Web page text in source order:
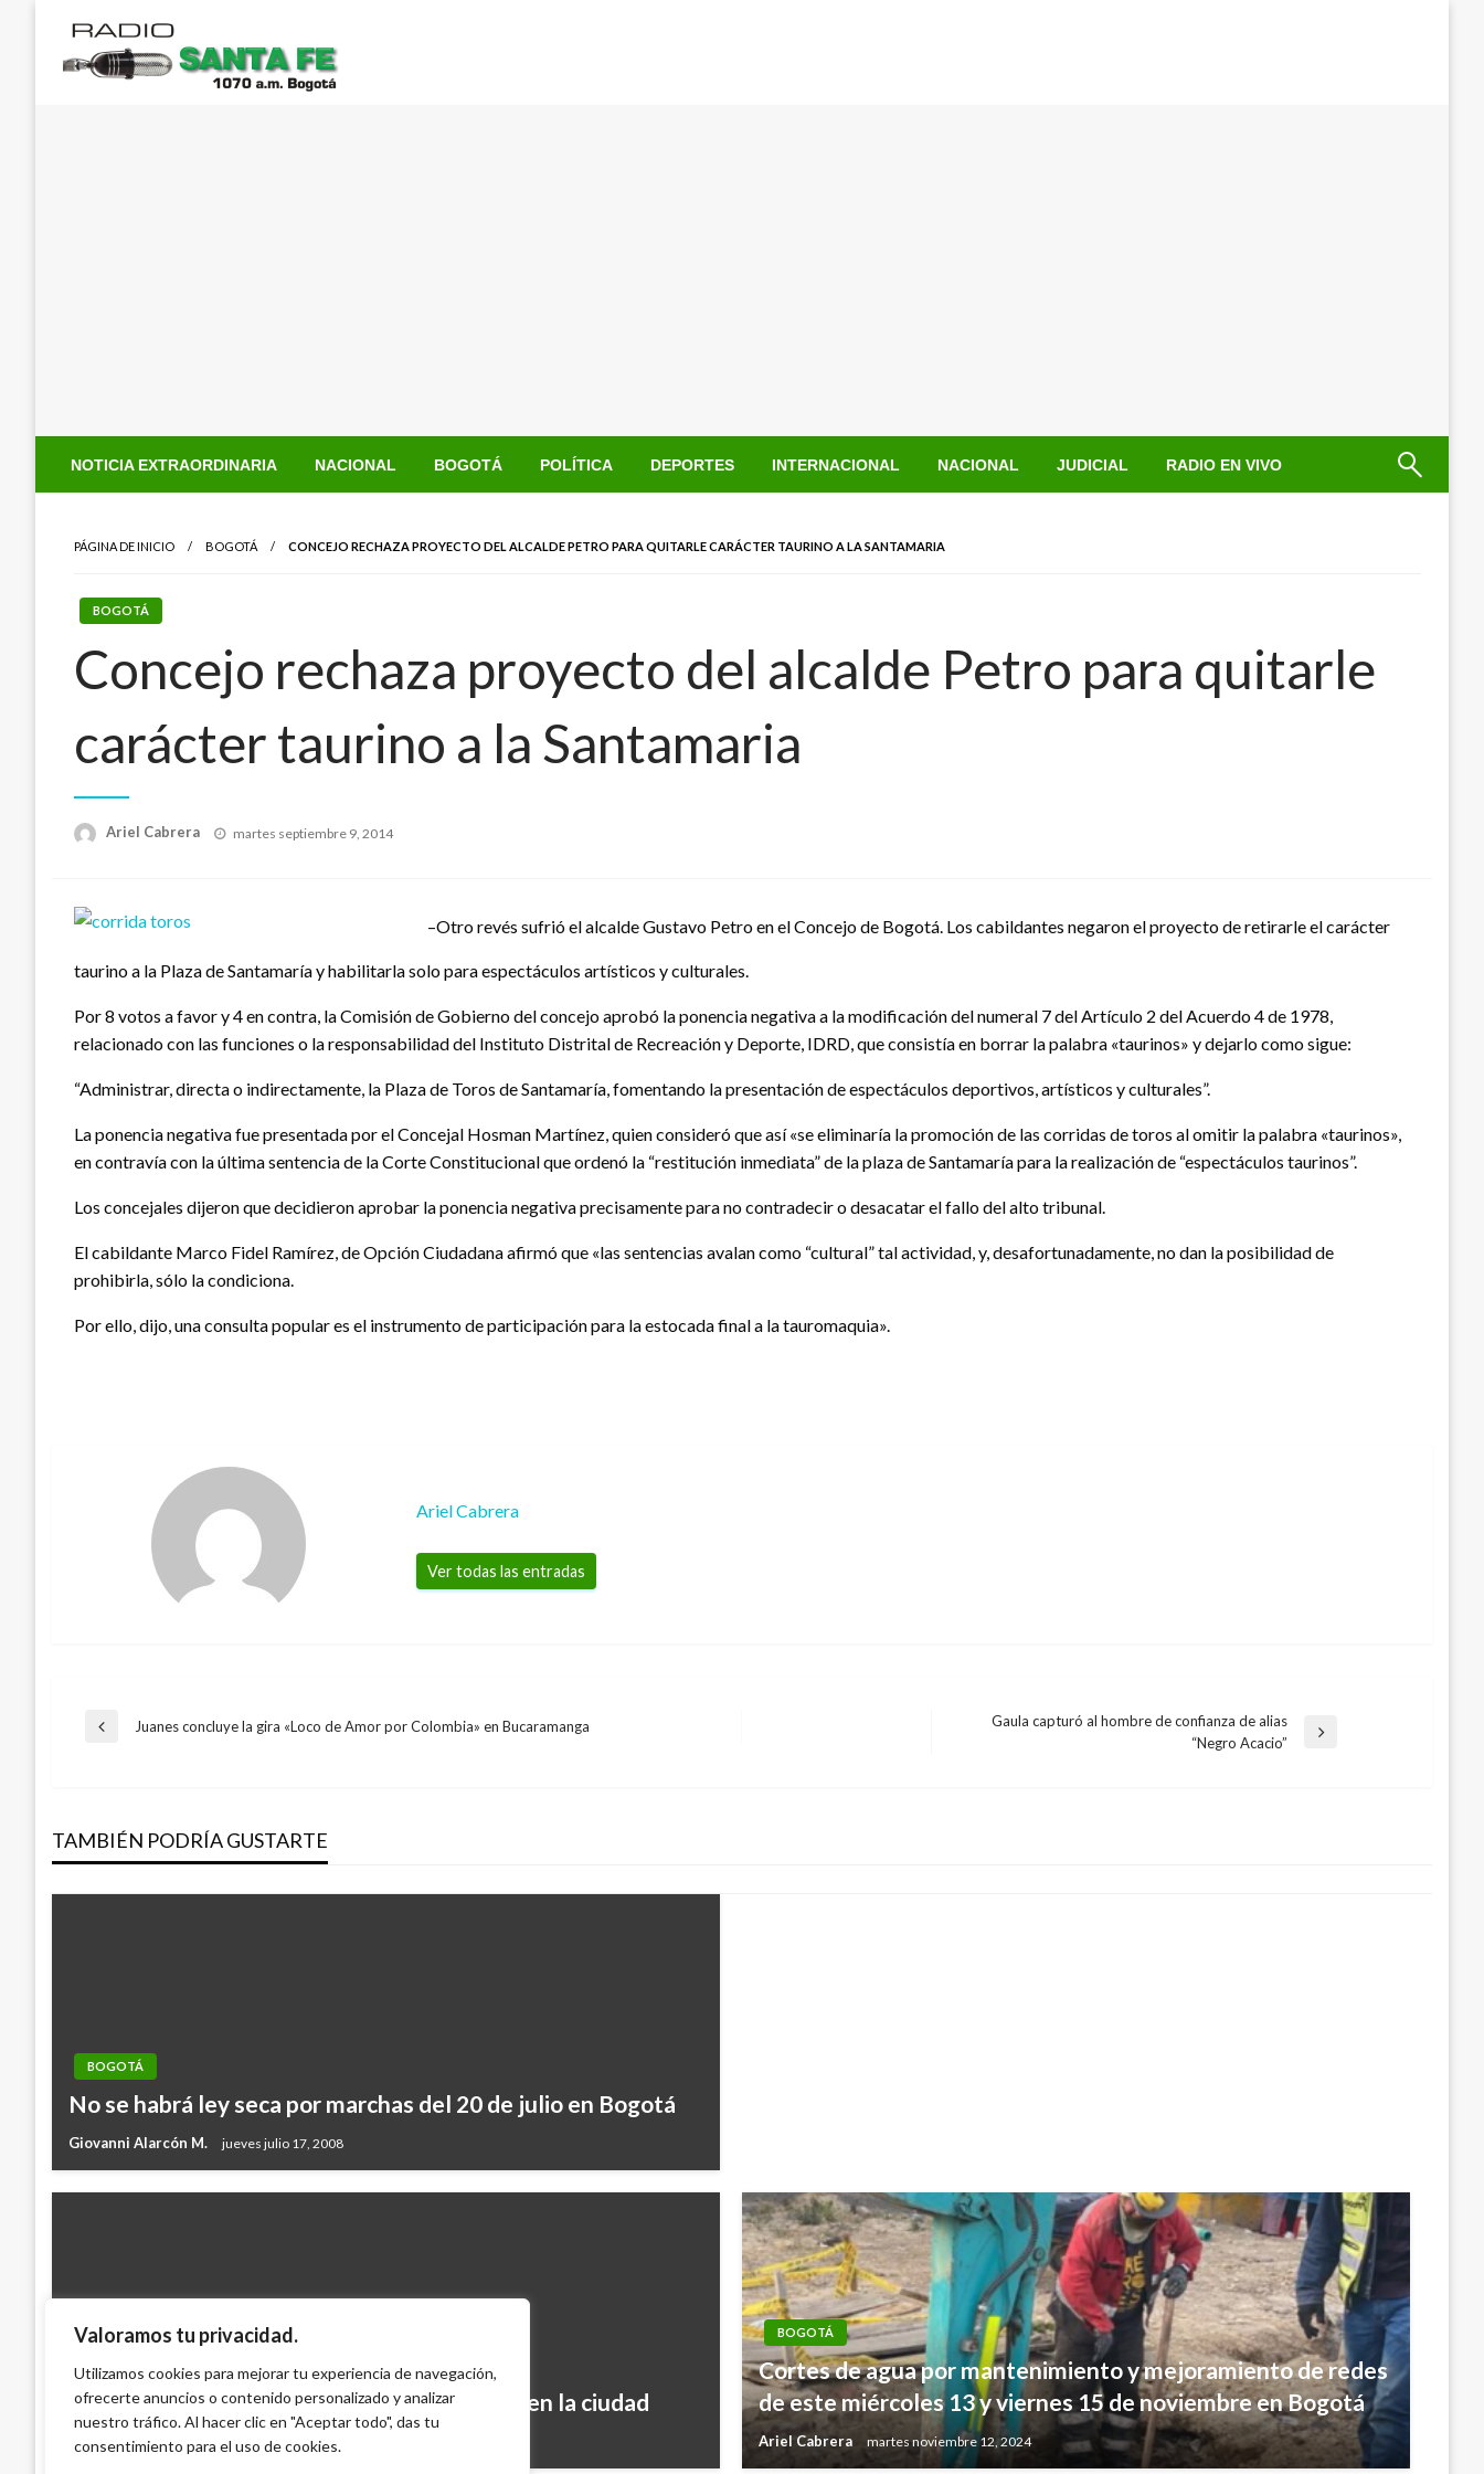
Valoramos tu privacidad.
Utilizamos cookies para mejorar tu experiencia de navegación,
ofrecerte anuncios o contenido personalizado y analizar
nuestro tráfico. Al hacer clic en "Aceptar todo", das tu
consentimiento para el uso de cookies.
contenido
NOTICIA EXTRAORDINARIA NACIONAL BOGOTÁ POLÍTICA DEPORTES INTERNACIONAL NACIONAL JUDICIAL RADIO EN VIVO
PÁGINA DE INICIO BOGOTÁ CONCEJO RECHAZA PROYECTO DEL ALCALDE PETRO PARA QUITARLE CARÁCTER TAURINO A LA SANTAMARIA
BOGOTÁ
Concejo rechaza proyecto del alcalde Petro para quitarle
carácter taurino a la Santamaria
Ariel Cabrera
Publicado
martes septiembre 9, 2014
–Otro revés sufrió el alcalde Gustavo Petro en el Concejo de Bogotá. Los cabildantes negaron el proyecto de retirarle el carácter
taurino a la Plaza de Santamaría y habilitarla solo para espectáculos artísticos y culturales.
Por 8 votos a favor y 4 en contra, la Comisión de Gobierno del concejo aprobó la ponencia negativa a la modificación del numeral 7 del Artículo 2 del Acuerdo 4 de 1978,
relacionado con las funciones o la responsabilidad del Instituto Distrital de Recreación y Deporte, IDRD, que consistía en borrar la palabra «taurinos» y dejarlo como sigue:
“Administrar, directa o indirectamente, la Plaza de Toros de Santamaría, fomentando la presentación de espectáculos deportivos, artísticos y culturales”.
La ponencia negativa fue presentada por el Concejal Hosman Martínez, quien consideró que así «se eliminaría la promoción de las corridas de toros al omitir la palabra «taurinos»,
en contravía con la última sentencia de la Corte Constitucional que ordenó la “restitución inmediata” de la plaza de Santamaría para la realización de “espectáculos taurinos”.
Los concejales dijeron que decidieron aprobar la ponencia negativa precisamente para no contradecir o desacatar el fallo del alto tribunal.
El cabildante Marco Fidel Ramírez, de Opción Ciudadana afirmó que «las sentencias avalan como “cultural” tal actividad, y, desafortunadamente, no dan la posibilidad de
prohibirla, sólo la condiciona.
Por ello, dijo, una consulta popular es el instrumento de participación para la estocada final a la tauromaquia».
Ariel Cabrera
Ver todas las entradas
Navegación
entradas
Entrada
Juanes concluye la gira «Loco de Amor por Colombia» en Bucaramanga
Gaula capturó al hombre de confianza de alias
“Negro Acacio”
TAMBIÉN PODRÍA GUSTARTE
BOGOTÁ
No se habrá ley seca por marchas del 20 de julio en Bogotá
Giovanni Alarcón M. jueves julio 17, 2008
Más de 7 mil jóvenes han cursado grado 12° en la ciudad
Mary Gomez viernes febrero 20, 2015
BOGOTÁ
Cortes de agua por mantenimiento y mejoramiento de redes
de este miércoles 13 y viernes 15 de noviembre en Bogotá
Ariel Cabrera martes noviembre 12, 2024